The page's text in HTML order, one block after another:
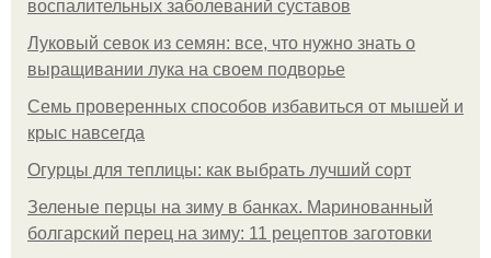
воспалительных заболеваний суставов
Луковый севок из семян: все, что нужно знать о
выращивании лука на своем подворье
Семь проверенных способов избавиться от мышей и
крыс навсегда
Огурцы для теплицы: как выбрать лучший сорт
Зеленые перцы на зиму в банках. Маринованный
болгарский перец на зиму: 11 рецептов заготовки